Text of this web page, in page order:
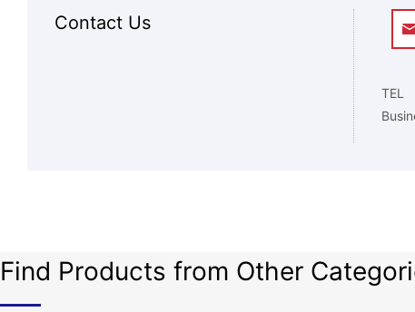
Contact Us
TEL
Find Products from Other